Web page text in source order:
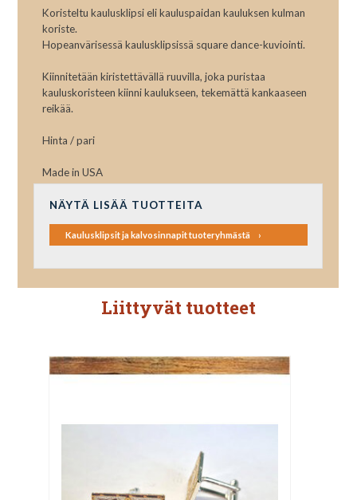
Koristeltu kaulusklipsi eli kauluspaidan kauluksen kulman
koriste.
Hopeanvärisessä kaulusklipsissä square dance-kuviointi.
Kiinnitetään kiristettävällä ruuvilla, joka puristaa
kauluskoristeen kiinni kaulukseen, tekemättä kankaaseen
reikää.
Hinta / pari
Made in USA
NÄYTÄ LISÄÄ TUOTTEITA
Kaulusklipsit ja kalvosinnapit tuoteryhmästä
Liittyvät tuotteet